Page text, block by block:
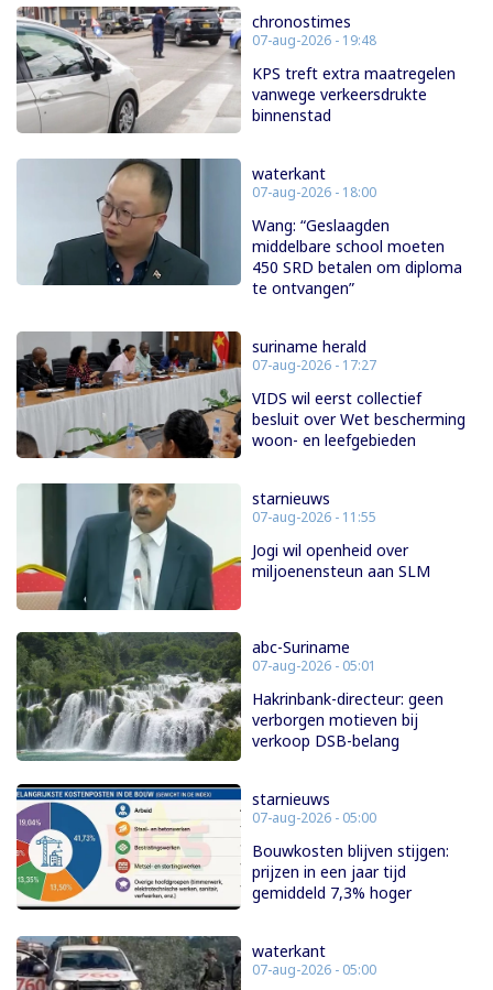
chronostimes
07-aug-2026 - 19:48
KPS treft extra maatregelen
vanwege verkeersdrukte
binnenstad
waterkant
07-aug-2026 - 18:00
Wang: “Geslaagden
middelbare school moeten
450 SRD betalen om diploma
te ontvangen”
suriname herald
07-aug-2026 - 17:27
VIDS wil eerst collectief
besluit over Wet bescherming
woon- en leefgebieden
starnieuws
07-aug-2026 - 11:55
Jogi wil openheid over
miljoenensteun aan SLM
abc-Suriname
07-aug-2026 - 05:01
Hakrinbank-directeur: geen
verborgen motieven bij
verkoop DSB-belang
starnieuws
07-aug-2026 - 05:00
Bouwkosten blijven stijgen:
prijzen in een jaar tijd
gemiddeld 7,3% hoger
waterkant
07-aug-2026 - 05:00